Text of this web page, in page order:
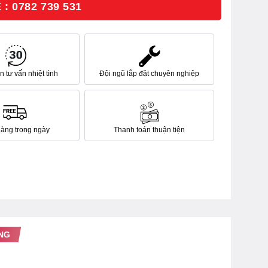
: 0782 739 531
tư vấn nhiệt tình Đội ngũ lắp đặt chuyên nghiệp
trong ngày Thanh toán thuận tiện